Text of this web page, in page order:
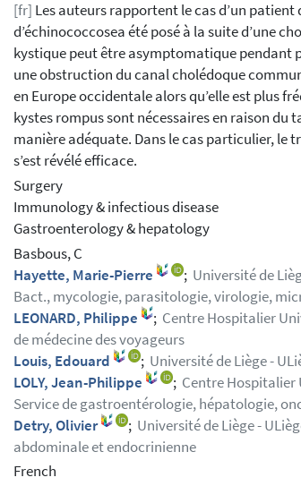
[fr] Les auteurs rapportent le cas d’un patient
d’échinococcosea été posé à la suite d’une
kystique peut être asymptomatique pendant
une obstruction du canal cholédoque
en Europe occidentale alors qu’elle est plus
kystes rompus sont nécessaires en raison du
manière adéquate. Dans le cas particulier,
s’est révélé efficace.
Surgery
Immunology & infectious disease
Gastroenterology & hepatology
Basbous, C
Hayette, Marie-Pierre
; Université de
Bact., mycologie, parasitologie, virologie,
LEONARD, Philippe
; Centre Hospitalier
de médecine des voyageurs
Louis, Edouard
; Université de Liège -
LOLY, Jean-Philippe
; Centre Hospitalier
Service de gastroentérologie, hépatologie,
Detry, Olivier
; Université de Liège -
abdominale et endocrinienne
French